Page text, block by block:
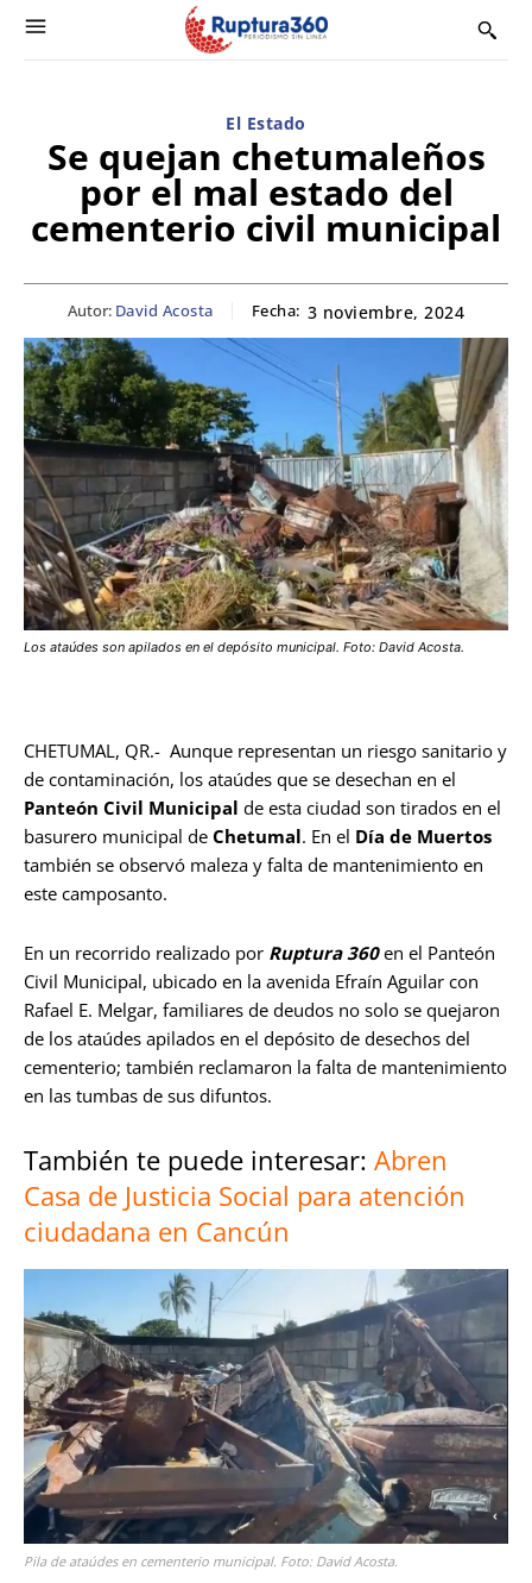
El Estado
Se quejan chetumaleños
por el mal estado del
cementerio civil municipal
Autor: David Acosta Fecha: 3 noviembre, 2024
Los ataúdes son apilados en el depósito municipal. Foto: David Acosta.
CHETUMAL, QR.- Aunque representan un riesgo sanitario y
de contaminación, los ataúdes que se desechan en el
Panteón Civil Municipal de esta ciudad son tirados en el
basurero municipal de Chetumal. En el Día de Muertos
también se observó maleza y falta de mantenimiento en
este camposanto.
En un recorrido realizado por Ruptura 360 en el Panteón
Civil Municipal, ubicado en la avenida Efraín Aguilar con
Rafael E. Melgar, familiares de deudos no solo se quejaron
de los ataúdes apilados en el depósito de desechos del
cementerio; también reclamaron la falta de mantenimiento
en las tumbas de sus difuntos.
También te puede interesar: Abren
Casa de Justicia Social para atención
ciudadana en Cancún
Pila de ataúdes en cementerio municipal. Foto: David Acosta.